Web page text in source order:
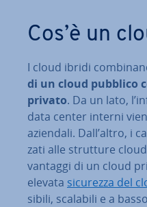
Cos’è un
I cloud ibridi
di un cloud pubblico
privato. Da un lato,
data center interni
aziendali. Dall’altro, i
za­ti alle strutture
vantaggi di un cloud
elevata sicurezza del
si­bi­li, scalabili e a